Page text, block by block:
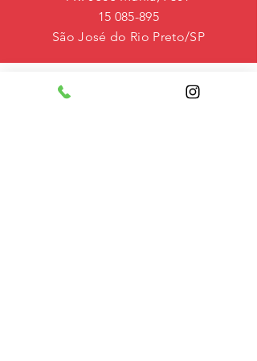
15 085-895
São José do Rio Preto/SP